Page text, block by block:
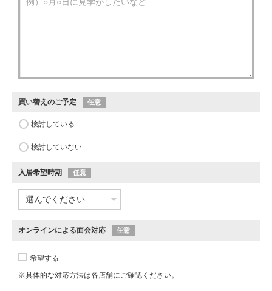
買い替えのご予定 任意
検討している
検討していない
入居希望時期 任意
オンラインによる面会対応 任意
希望する
※具体的な対応方法は各店舗にご確認ください。